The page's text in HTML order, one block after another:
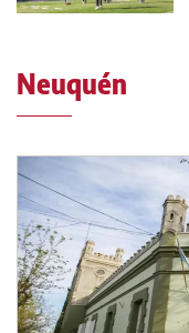
Neuquén